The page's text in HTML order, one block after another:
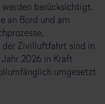
berücksichtigt.
an Bord und am
der Zivilluftfahrt sind in
2026 in Kraft
umgesetzt